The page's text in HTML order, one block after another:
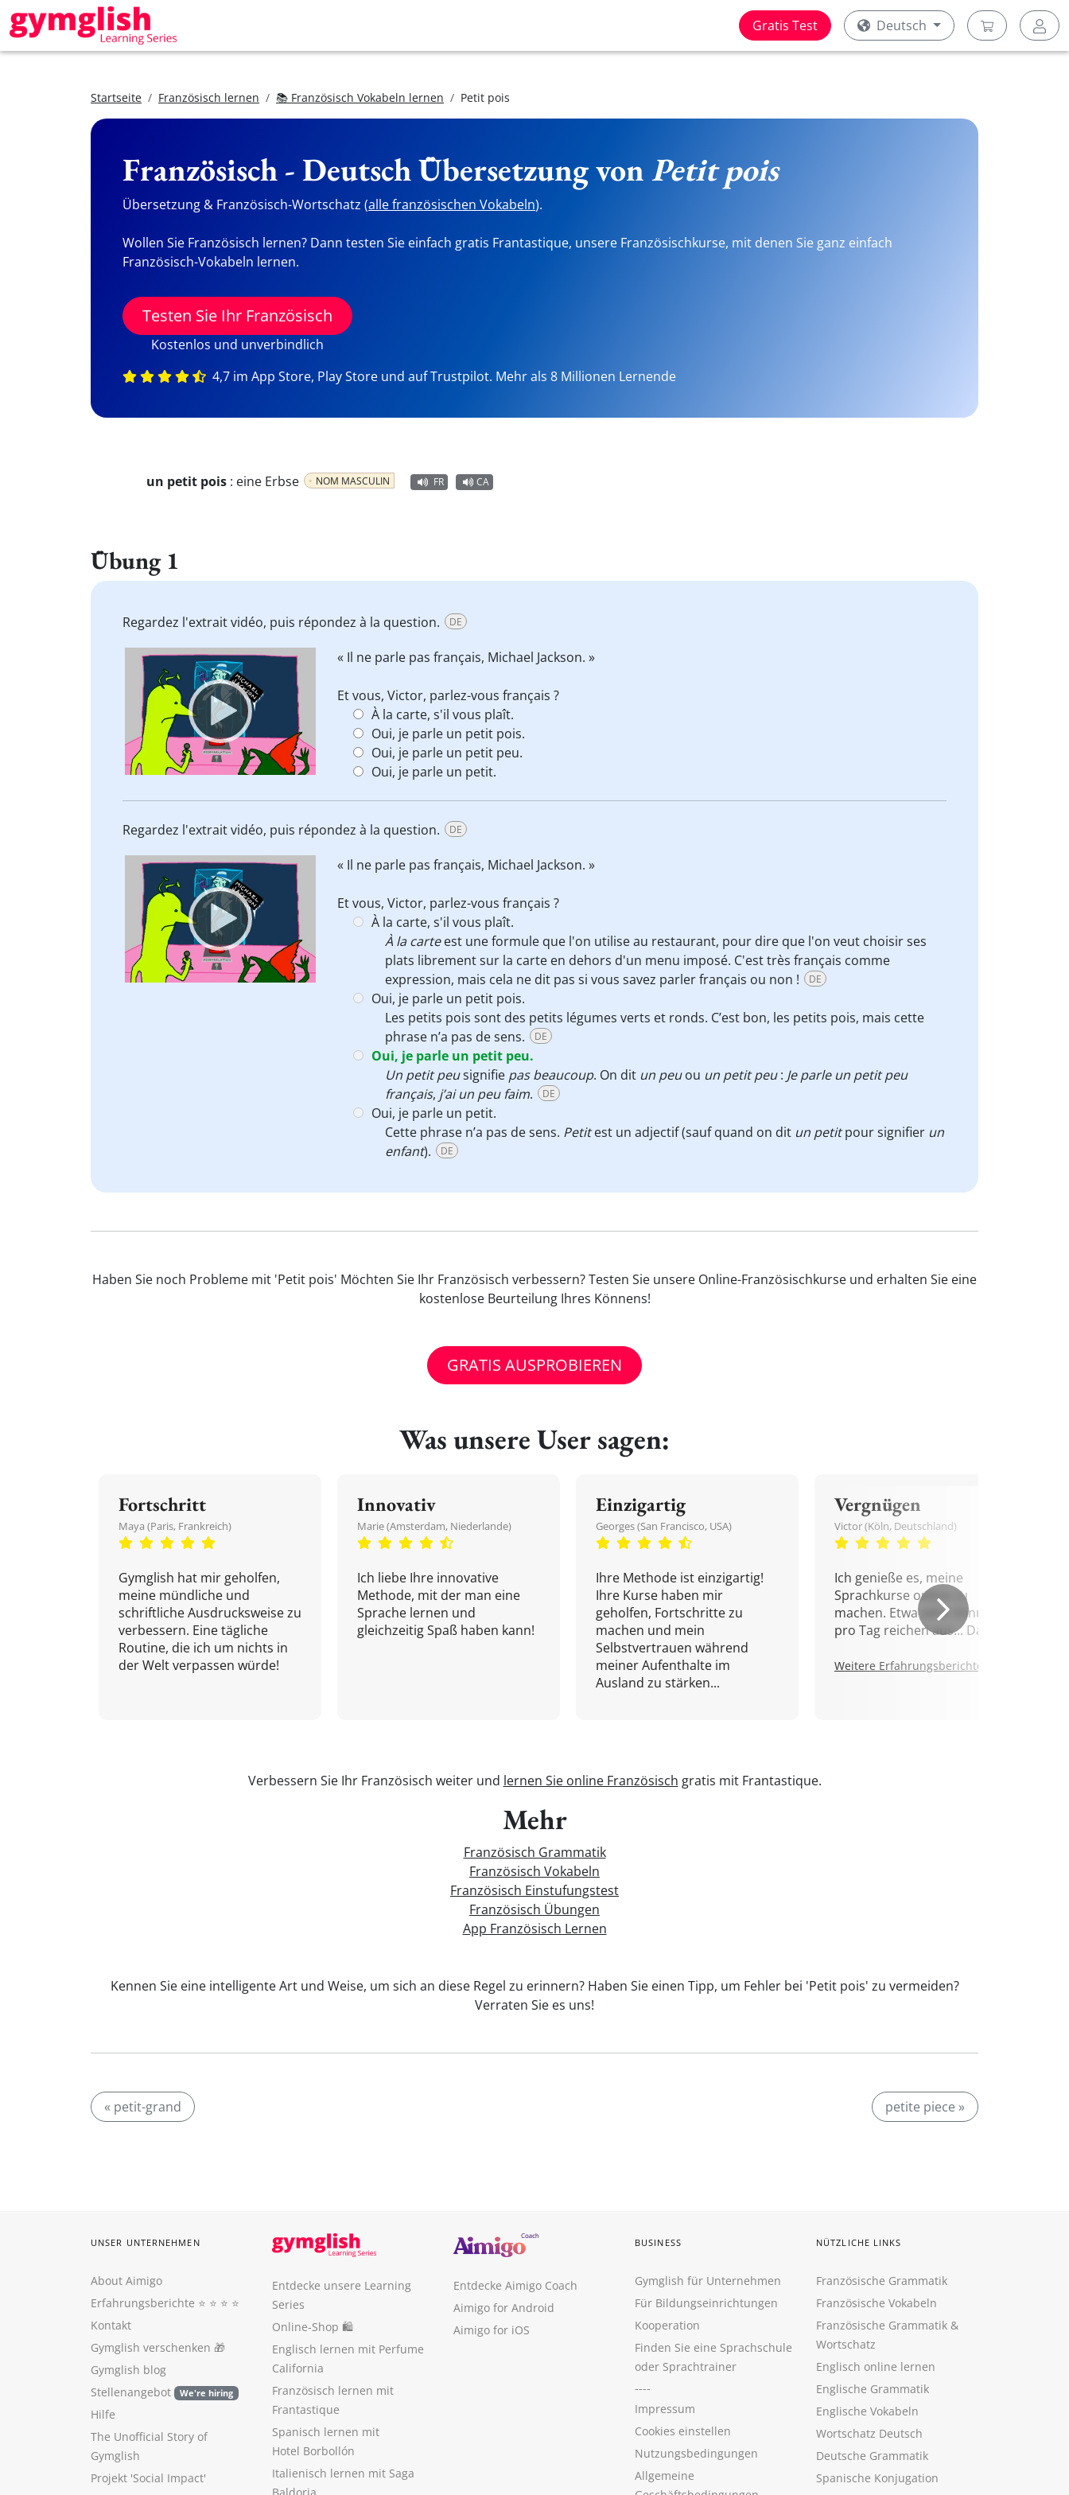
Gratis Test Deutsch
Startseite Französisch lernen 📚 Französisch Vokabeln lernen Petit pois
Französisch - Deutsch Übersetzung vonPetit pois
Übersetzung & Französisch-Wortschatz (alle französischen Vokabeln).
Wollen Sie Französisch lernen? Dann testen Sie einfach gratis Frantastique, unsere Französischkurse, mit denen Sie ganz einfach
Französisch-Vokabeln lernen.
Testen Sie Ihr Französisch
Kostenlos und unverbindlich
4,7 im App Store, Play Store und auf Trustpilot. Mehr als 8 Millionen Lernende
un petit pois : eine Erbse NOM MASCULIN FR CA
Übung 1
Regardez l'extrait vidéo, puis répondez à la question. DE
Video
Player
« Il ne parle pas français, Michael Jackson. »
Et vous, Victor, parlez-vous français ?
À la carte, s'il vous plaît.
Oui, je parle un petit pois.
Oui, je parle un petit peu.
Oui, je parle un petit.
Regardez l'extrait vidéo, puis répondez à la question. DE
Video
Player
« Il ne parle pas français, Michael Jackson. »
Et vous, Victor, parlez-vous français ?
À la carte, s'il vous plaît.
À la carteest une formule que l'on utilise au restaurant, pour dire que l'on veut choisir ses
plats librement sur la carte en dehors d'un menu imposé. C'est très français comme
expression, mais cela ne dit pas si vous savez parler français ou non !
DE
Oui, je parle un petit pois.
Les petits pois sont des petits légumes verts et ronds. C’est bon, les petits pois, mais cette
phrase n’a pas de sens.
DE
Oui, je parle un petit peu.
Un petit peusignifie pas beaucoup. On dit un peuou un petit peu: Je parle un petit peu
français, j’ai un peu faim. DE
Oui, je parle un petit.
Cette phrase n’a pas de sens. Petitest un adjectif (sauf quand on dit un petitpour signifier un
enfant). DE
Haben Sie noch Probleme mit 'Petit pois' Möchten Sie Ihr Französisch verbessern? Testen Sie unsere Online-Französischkurse und erhalten Sie eine
kostenlose Beurteilung Ihres Könnens!
GRATIS AUSPROBIEREN
Was unsere User sagen:
Fortschritt
Maya (Paris, Frankreich)
Gymglish hat mir geholfen,
meine mündliche und
schriftliche Ausdrucksweise zu
verbessern. Eine tägliche
Routine, die ich um nichts in
der Welt verpassen würde!
Innovativ
Marie (Amsterdam, Niederlande)
Ich liebe Ihre innovative
Methode, mit der man eine
Sprache lernen und
gleichzeitig Spaß haben kann!
Einzigartig
Georges (San Francisco, USA)
Ihre Methode ist einzigartig!
Ihre Kurse haben mir
geholfen, Fortschritte zu
machen und mein
Selbstvertrauen während
meiner Aufenthalte im
Ausland zu stärken...
Vergnügen
Victor (Köln, Deutschland)
Ich genieße es, meine
Sprachkurse online zu
machen. Etwa zehn Minuten
pro Tag reichen aus... Danke!
Weitere Erfahrungsberichte.
Verbessern Sie Ihr Französisch weiter und lernen Sie online Französisch gratis mit Frantastique.
Mehr
Französisch Grammatik
Französisch Vokabeln
Französisch Einstufungstest
Französisch Übungen
App Französisch Lernen
Kennen Sie eine intelligente Art und Weise, um sich an diese Regel zu erinnern? Haben Sie einen Tipp, um Fehler bei 'Petit pois' zu vermeiden?
Verraten Sie es uns!
« petit-grand petite piece »
UNSER UNTERNEHMEN
About Aimigo
Erfahrungsberichte ⭐️ ⭐️ ⭐️ ⭐️
Kontakt
Gymglish verschenken 🎁
Gymglish blog
Stellenangebot
We're hiring
Hilfe
The Unofficial Story of
Gymglish
Projekt 'Social Impact'
Entdecke unsere Learning
Series
Online-Shop 🛍
Englisch lernen mit Perfume
California
Französisch lernen mit
Frantastique
Spanisch lernen mit
Hotel Borbollón
Italienisch lernen mit Saga
Entdecke Aimigo Coach
Aimigo for Android
Aimigo for iOS
BUSINESS
Gymglish für Unternehmen
Für Bildungseinrichtungen
Kooperation
Finden Sie eine Sprachschule
oder Sprachtrainer
----
Impressum
Cookies einstellen
Nutzungsbedingungen
Allgemeine
NÜTZLICHE LINKS
Französische Grammatik
Französische Vokabeln
Französische Grammatik &
Wortschatz
Englisch online lernen
Englische Grammatik
Englische Vokabeln
Wortschatz Deutsch
Deutsche Grammatik
Spanische Konjugation